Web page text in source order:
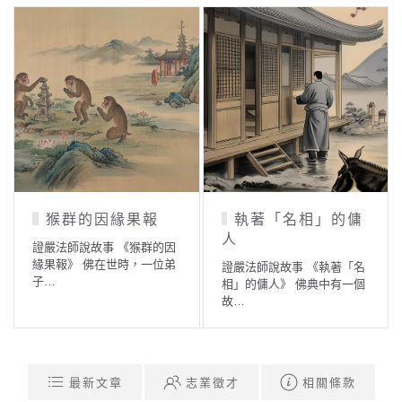
猴群的因緣果報
證嚴法師說故事 《猴群的因
緣果報》 佛在世時，一位弟
子…
執著「名相」的傭
人
證嚴法師說故事 《執著「名
相」的傭人》 佛典中有一個
故…
最新文章 志業徵才 相關條款